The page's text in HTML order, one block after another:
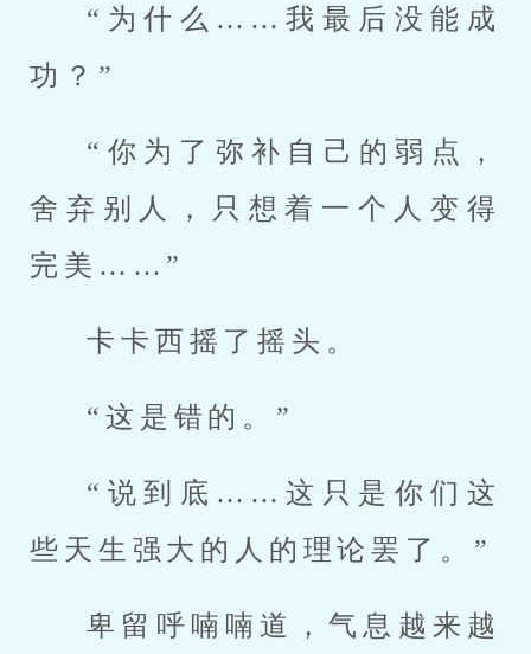
“为什么……我最后没能成
功？”
“你为了弥补自己的弱点，
舍弃别人，只想着一个人变得
完美……”
卡卡西摇了摇头。
“这是错的。”
“说到底……这只是你们这
些天生强大的人的理论罢了。”
卑留呼喃喃道，气息越来越